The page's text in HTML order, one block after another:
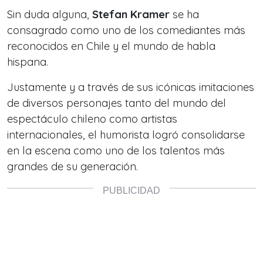
Sin duda alguna, Stefan Kramer se ha
consagrado como uno de los comediantes más
reconocidos en Chile y el mundo de habla
hispana.
Justamente y a través de sus icónicas imitaciones
de diversos personajes tanto del mundo del
espectáculo chileno como artistas
internacionales, el humorista logró consolidarse
en la escena como uno de los talentos más
grandes de su generación.